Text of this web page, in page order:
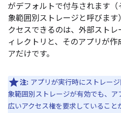
がデフォルトで付与されます
象範囲別ストレージ と呼びま
クセスできるのは、外部スト
ィレクトリと、そのアプリが作
アだけです。
注: アプリが実行時にストレー
象範囲別ストレージが有効でも、
広いアクセス権を要求しているこ